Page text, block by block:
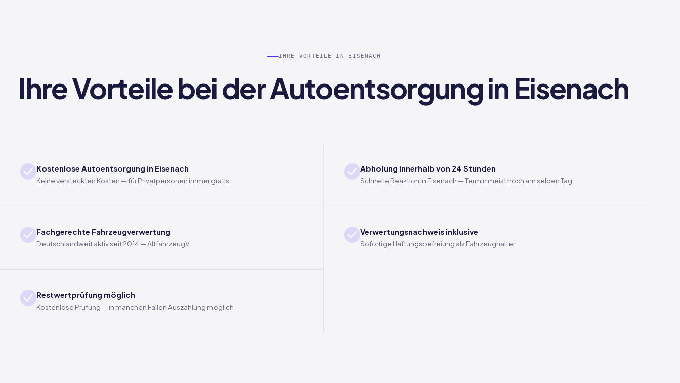
IHRE VORTEILE IN EISENACH
Ihre Vorteile bei der Autoentsorgung in Eisenach
Kostenlose Autoentsorgung in Eisenach
Keine versteckten Kosten — für Privatpersonen immer gratis
Abholung innerhalb von 24 Stunden
Schnelle Reaktion in Eisenach — Termin meist noch am selben Tag
Fachgerechte Fahrzeugverwertung
Deutschlandweit aktiv seit 2014 — AltfahrzeugV
Verwertungsnachweis inklusive
Sofortige Haftungsbefreiung als Fahrzeughalter
Restwertprüfung möglich
Kostenlose Prüfung — in manchen Fällen Auszahlung möglich